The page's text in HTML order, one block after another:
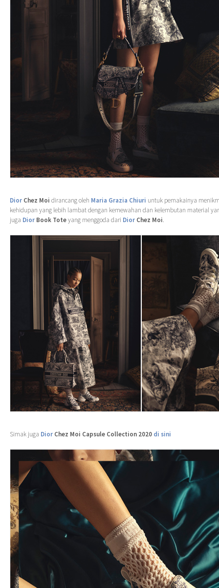
Dior Chez Moi dirancang oleh Maria Grazia Chiuri untuk pemakainya
kehidupan yang lebih lambat dengan kemewahan dan kelembutan material
juga Dior Book Toteyang menggoda dari Dior Chez Moi.
Simak juga Dior Chez Moi Capsule Collection 2020 di sini